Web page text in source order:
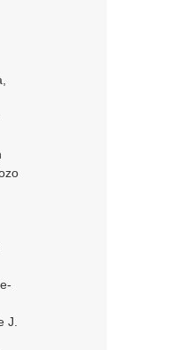
J.